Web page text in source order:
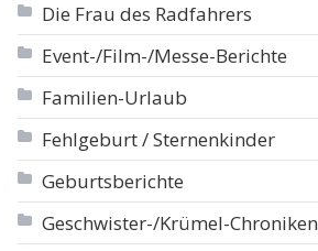
Die Frau des Radfahrers
Event-/Film-/Messe-Berichte
Familien-Urlaub
Fehlgeburt / Sternenkinder
Geburtsberichte
Geschwister-/Krümel-Chroniken